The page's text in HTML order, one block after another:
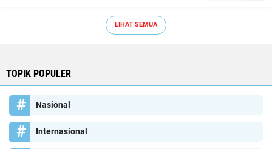
LIHAT SEMUA
TOPIK POPULER
Nasional
Internasional